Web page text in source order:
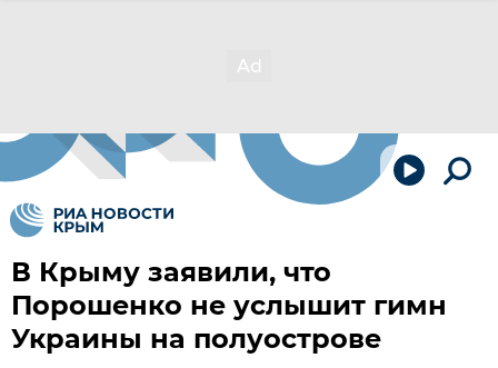
В Крыму заявили, что
Порошенко не услышит гимн
Украины на полуострове